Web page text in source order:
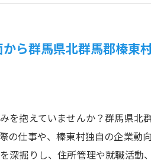
ら群馬県北群馬郡榛東
を抱えていませんか？群馬県
の仕事や、榛東村独自の企業動
深掘りし、住所管理や就職活